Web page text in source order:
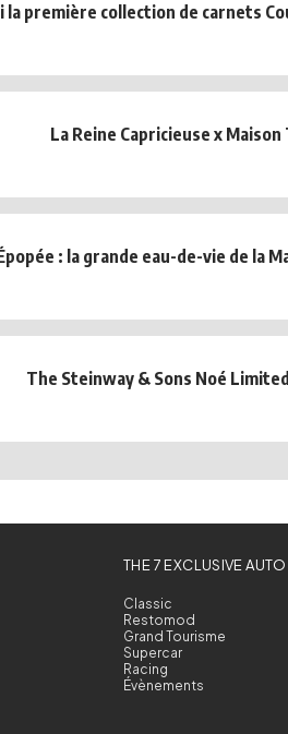
la première collection de carnets
La Reine Capricieuse x
: la grande eau-de-vie de la
The Steinway & Sons Noé
THE 7 EXCLUSIVE AUTO
Classic
Restomod
Grand Tourisme
Supercar
Racing
Évènements